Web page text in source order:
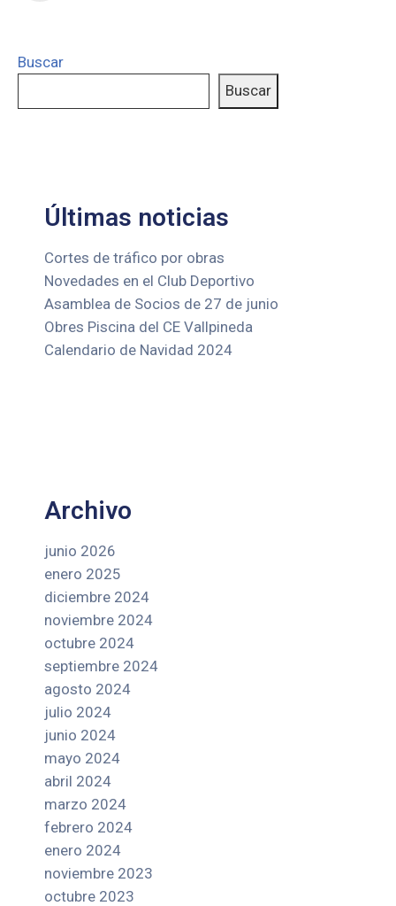
Buscar
Buscar
Últimas noticias
Cortes de tráfico por obras
Novedades en el Club Deportivo
Asamblea de Socios de 27 de junio
Obres Piscina del CE Vallpineda
Calendario de Navidad 2024
Archivo
junio 2026
enero 2025
diciembre 2024
noviembre 2024
octubre 2024
septiembre 2024
agosto 2024
julio 2024
junio 2024
mayo 2024
abril 2024
marzo 2024
febrero 2024
enero 2024
noviembre 2023
octubre 2023